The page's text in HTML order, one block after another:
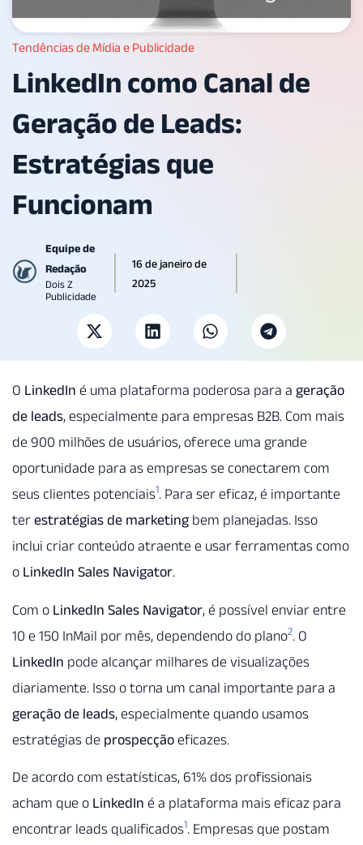
Tendências de Mídia e Publicidade
LinkedIn como Canal de
Geração de Leads:
Estratégias que
Funcionam
Equipe de
Redação
Dois Z
Publicidade
16 de janeiro de
2025
O LinkedIn é uma plataforma poderosa para a geração
de leads, especialmente para empresas B2B. Com mais
de 900 milhões de usuários, oferece uma grande
oportunidade para as empresas se conectarem com
seus clientes potenciais1. Para ser eficaz, é importante
ter estratégias de marketingbem planejadas. Isso
inclui criar conteúdo atraente e usar ferramentas como
o LinkedIn Sales Navigator.
Com o LinkedIn Sales Navigator, é possível enviar entre
10 e 150 InMail por mês, dependendo do plano2. O
LinkedIn pode alcançar milhares de visualizações
diariamente. Isso o torna um canal importante para a
geração de leads, especialmente quando usamos
estratégias de prospecção eficazes.
De acordo com estatísticas, 61% dos profissionais
acham que o LinkedIn é a plataforma mais eficaz para
encontrar leads qualificados1. Empresas que postam